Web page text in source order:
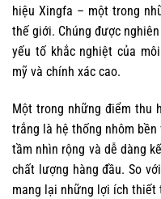
hiệu Xingfa – một trong
thế giới. Chúng được
yếu tố khắc nghiệt của
mỹ và chính xác cao.
Một trong những điểm thu
trắng là hệ thống nhôm
tầm nhìn rộng và dễ dàng
chất lượng hàng đầu. So
mang lại những lợi ích thiết